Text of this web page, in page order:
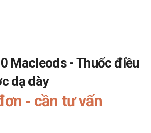
Macleods - Thuốc điều
dạ dày
- cần tư vấn